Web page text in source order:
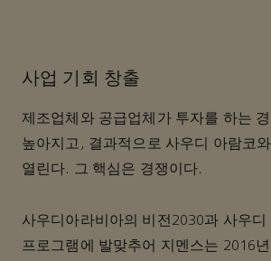
사업 기회 창출
제조업체와 공급업체가 투자를 하는
높아지고, 결과적으로 사우디 아람코
열린다. 그 핵심은 경쟁이다.
사우디아라비아의 비전2030과 사우
프로그램에 발맞추어 지멘스는 2016년